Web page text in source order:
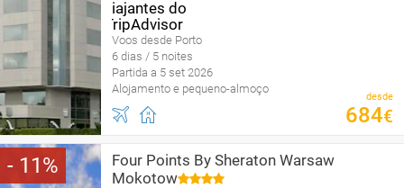
Voos desde Porto
6 dias / 5 noites
Partida a 5 set 2026
Alojamento e pequeno-almoço
desde
684€
11
Four Points By Sheraton Warsaw
Mokotow